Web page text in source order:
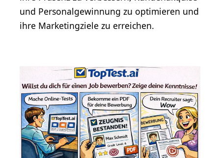
und Personalgewinnung zu optimieren und
ihre Marketingziele zu erreichen.